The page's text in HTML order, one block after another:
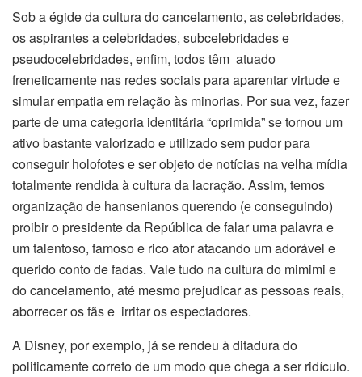
Sob a égide da cultura do cancelamento, as celebridades,
os aspirantes a celebridades, subcelebridades e
pseudocelebridades, enfim, todos têm atuado
freneticamente nas redes sociais para aparentar virtude e
simular empatia em relação às minorias. Por sua vez, fazer
parte de uma categoria identitária “oprimida” se tornou um
ativo bastante valorizado e utilizado sem pudor para
conseguir holofotes e ser objeto de notícias na velha mídia
totalmente rendida à cultura da lacração. Assim, temos
organização de hansenianos querendo (e conseguindo)
proibir o presidente da República de falar uma palavra e
um talentoso, famoso e rico ator atacando um adorável e
querido conto de fadas. Vale tudo na cultura do mimimi e
do cancelamento, até mesmo prejudicar as pessoas reais,
aborrecer os fãs e irritar os espectadores.
A Disney, por exemplo, já se rendeu à ditadura do
politicamente correto de um modo que chega a ser ridículo.